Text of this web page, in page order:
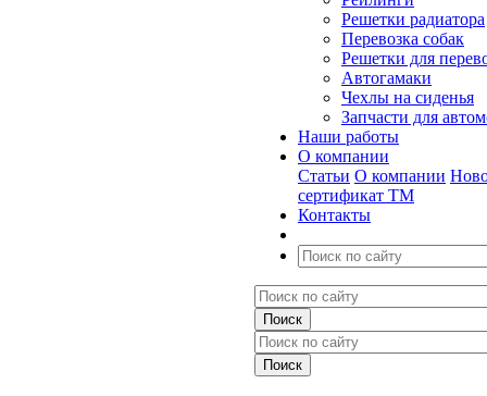
Решетки радиатора
Перевозка собак
Решетки для
Автогамаки
Чехлы на сиденья
Запчасти для
Наши работы
О компании
Статьи О компании
сертификат ТМ
Контакты